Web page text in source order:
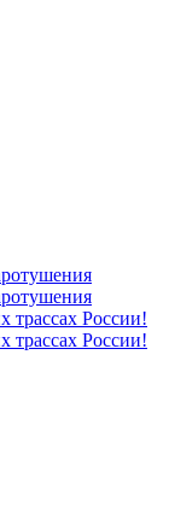
трассах России!
трассах России!